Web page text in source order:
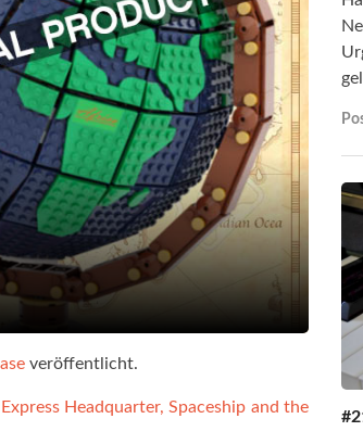
veröffentlicht.
Headquarter, Spaceship and the